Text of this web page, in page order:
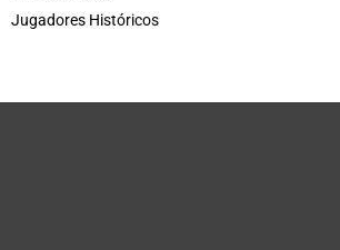
Jugadores Históricos